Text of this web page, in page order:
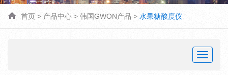
首页 > 产品中心 > 韩国GWON产品 > 水果糖酸度仪
Toggle